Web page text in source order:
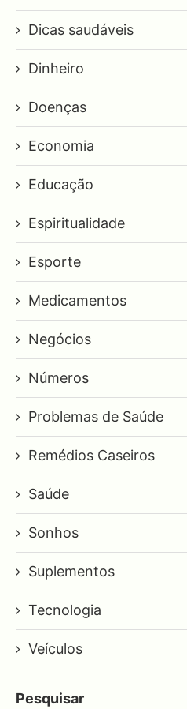
Dicas saudáveis
Dinheiro
Doenças
Economia
Educação
Espiritualidade
Esporte
Medicamentos
Negócios
Números
Problemas de Saúde
Remédios Caseiros
Saúde
Sonhos
Suplementos
Tecnologia
Veículos
Pesquisar